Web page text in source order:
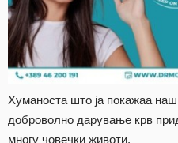
Хуманоста што ја покажаа
доброволно дарување крв
многу човечки животи.